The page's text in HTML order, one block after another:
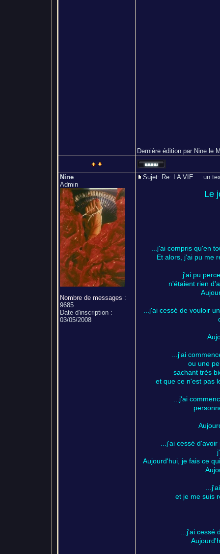
Dernière édition par Nine le
Nine
Admin
Nombre de messages :
9685
Date d'inscription :
03/05/2008
Sujet: Re: LA VIE ... un
Le
...j'ai compris qu'en
Et alors, j'ai pu me
...j'ai pu
n'étaient rien
...j'ai cessé de vouloir
...j'ai
ou une
sachant très
et que ce n'est pas
...j'ai
...j'ai cessé
Aujourd'hui, je fais ce
et je me suis
...j'ai